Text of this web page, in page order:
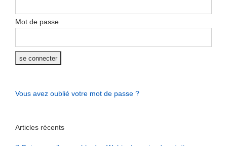
Mot de passe
Vous avez oublié votre mot de passe ?
Articles récents